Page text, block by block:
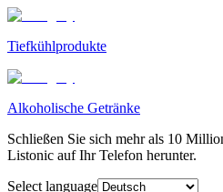
Tiefkühlprodukte
Alkoholische Getränke
Schließen Sie sich mehr als 10
Listonic auf Ihr Telefon herunter.
Select language